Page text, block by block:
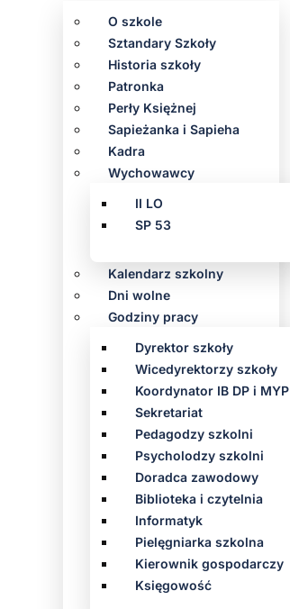
O szkole
Sztandary Szkoły
Historia szkoły
Patronka
Perły Księżnej
Sapieżanka i Sapieha
Kadra
Wychowawcy
II LO
SP 53
Kalendarz szkolny
Dni wolne
Godziny pracy
Dyrektor szkoły
Wicedyrektorzy szkoły
Koordynator IB DP i MYP
Sekretariat
Pedagodzy szkolni
Psycholodzy szkolni
Doradca zawodowy
Biblioteka i czytelnia
Informatyk
Pielęgniarka szkolna
Kierownik gospodarczy
Księgowość